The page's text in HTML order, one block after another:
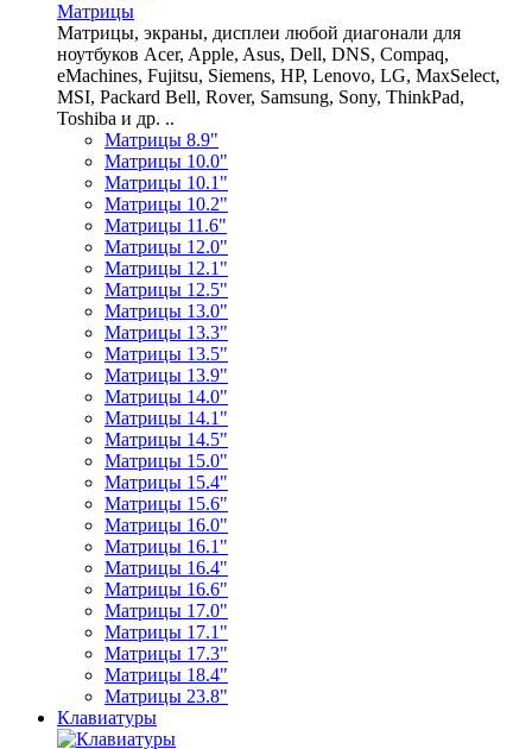
Матрицы
Матрицы, экраны, дисплеи любой диагонали для
ноутбуков Acer, Apple, Asus, Dell, DNS, Compaq,
eMachines, Fujitsu, Siemens, HP, Lenovo, LG, MaxSelect,
MSI, Packard Bell, Rover, Samsung, Sony, ThinkPad,
Toshiba и др. ..
Матрицы 8.9"
Матрицы 10.0"
Матрицы 10.1"
Матрицы 10.2"
Матрицы 11.6"
Матрицы 12.0"
Матрицы 12.1"
Матрицы 12.5"
Матрицы 13.0"
Матрицы 13.3"
Матрицы 13.5"
Матрицы 13.9"
Матрицы 14.0"
Матрицы 14.1"
Матрицы 14.5"
Матрицы 15.0"
Матрицы 15.4"
Матрицы 15.6"
Матрицы 16.0"
Матрицы 16.1"
Матрицы 16.4"
Матрицы 16.6"
Матрицы 17.0"
Матрицы 17.1"
Матрицы 17.3"
Матрицы 18.4"
Матрицы 23.8"
Клавиатуры